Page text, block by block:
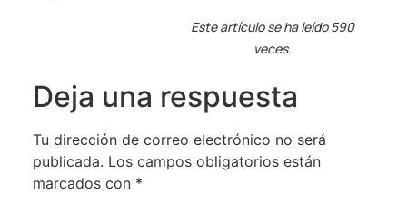
Este artículo se ha leído 590
veces.
Deja una respuesta
Tu dirección de correo electrónico no será
publicada. Los campos obligatorios están
marcados con *